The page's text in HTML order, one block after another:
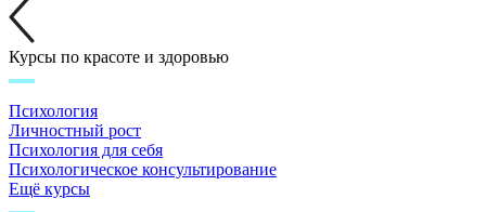
Курсы по красоте и здоровью
Психология
Личностный рост
Психология для себя
Психологическое консультирование
Ещё курсы